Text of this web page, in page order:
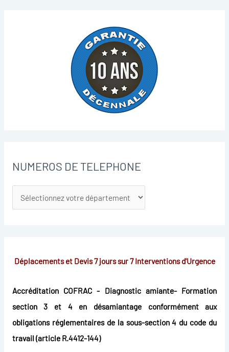
NUMEROS DE TELEPHONE
Déplacements et Devis 7 jours sur 7 Interventions d'Urgence
Accréditation COFRAC - Diagnostic amiante- Formation
section 3 et 4 en désamiantage conformément aux
obligations réglementaires de la sous-section 4 du code du
travail (article R.4412-144)